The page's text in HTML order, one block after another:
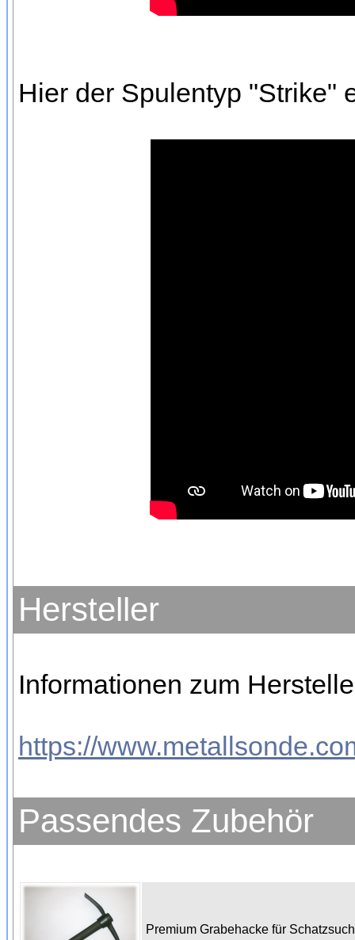
Hier der Spulentyp "Strike"
Hersteller
Informationen zum
https://
Passendes Zubehör
Premium Grabehacke für